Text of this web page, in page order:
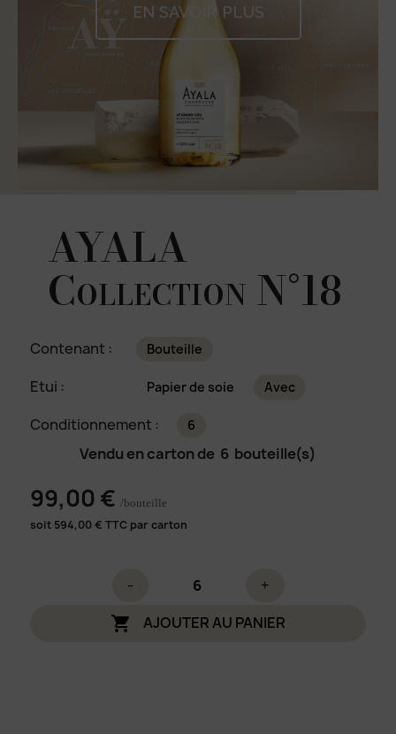
EN SAVOIR PLUS
AYALA
Collection N°18
Contenant : Bouteille
Etui : Papier de soie Avec
Conditionnement : 6
Vendu en carton de 6 bouteille(s)
99,00 € /bouteille
soit 594,00 € TTC par carton
- +
 AJOUTER AU PANIER